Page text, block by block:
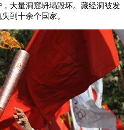
大量洞窟坍塌毁坏。藏经洞被发
到十余个国家。